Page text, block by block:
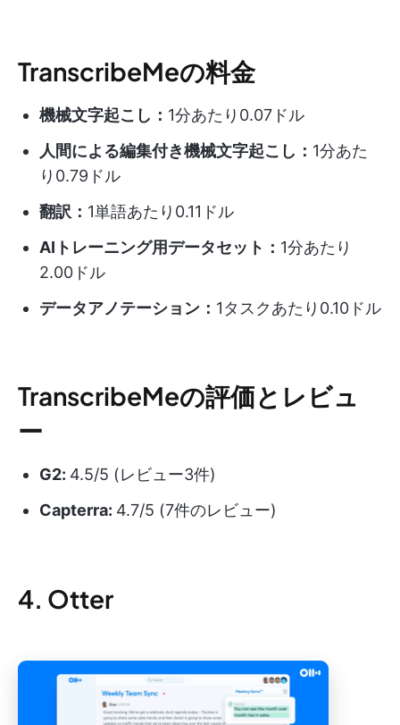
TranscribeMeの料金
機械文字起こし： 1分あたり0.07ドル
人間による編集付き機械文字起こし： 1分あた
り0.79ドル
翻訳： 1単語あたり0.11ドル
AIトレーニング用データセット： 1分あたり
2.00ドル
データアノテーション： 1タスクあたり0.10ドル
TranscribeMeの評価とレビュ
ー
G2: 4.5/5 (レビュー3件)
Capterra: 4.7/5 (7件のレビュー)
4. Otter